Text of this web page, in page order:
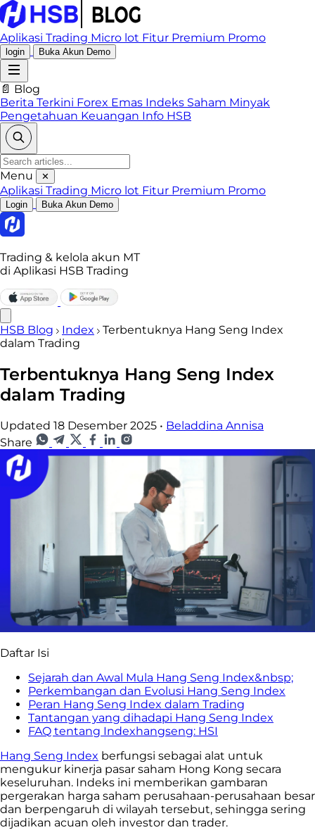
Aplikasi Trading Micro lot Fitur Premium Promo
login Buka Akun Demo
📄 Blog
Berita Terkini Forex Emas Indeks Saham Minyak
Pengetahuan Keuangan Info HSB
Menu ✕
Aplikasi Trading Micro lot Fitur Premium Promo
Login Buka Akun Demo
Trading & kelola akun MT
di Aplikasi HSB Trading
HSB Blog Index
Terbentuknya Hang Seng Index
dalam Trading
Terbentuknya Hang Seng Index
dalam Trading
Updated 18 Desember 2025 • Beladdina Annisa
Share
Daftar Isi
Sejarah dan Awal Mula Hang Seng Index&nbsp;
Perkembangan dan Evolusi Hang Seng Index
Peran Hang Seng Index dalam Trading
Tantangan yang dihadapi Hang Seng Index
FAQ tentang Indexhangseng: HSI
Hang Seng Index berfungsi sebagai alat untuk
mengukur kinerja pasar saham Hong Kong secara
keseluruhan. Indeks ini memberikan gambaran
pergerakan harga saham perusahaan-perusahaan besar
dan berpengaruh di wilayah tersebut, sehingga sering
dijadikan acuan oleh investor dan trader.